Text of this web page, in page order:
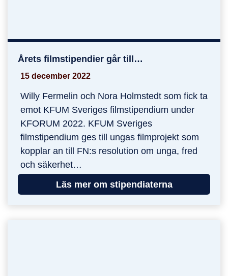
Årets filmstipendier går till…
Årets filmstipendier går till…
15 december 2022
Willy Fermelin och Nora Holmstedt som fick ta
emot KFUM Sveriges filmstipendium under
KFORUM 2022. KFUM Sveriges
filmstipendium ges till ungas filmprojekt som
kopplar an till FN:s resolution om unga, fred
och säkerhet…
Läs mer om stipendiaterna